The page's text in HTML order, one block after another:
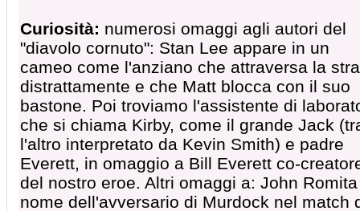
Curiosità: numerosi omaggi agli autori del
"diavolo cornuto": Stan Lee appare in un
cameo come l'anziano che attraversa la
distrattamente e che Matt blocca con il suo
bastone. Poi troviamo l'assistente di
che si chiama Kirby, come il grande Jack
l'altro interpretato da Kevin Smith) e padre
Everett, in omaggio a Bill Everett co-
del nostro eroe. Altri omaggi a: John
nome dell'avversario di Murdock nel match